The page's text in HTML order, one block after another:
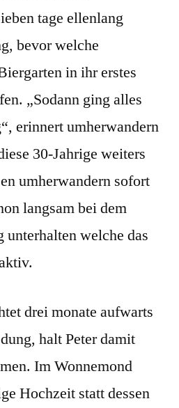
tage ellenlang
bevor welche
in ihr erstes
„Sodann ging alles
erinnert umherwandern
30-Jahrige weiters
umherwandern sofort
langsam bei dem
unterhalten welche das
drei monate aufwarts
halt Peter damit
Im Wonnemond
Hochzeit statt dessen